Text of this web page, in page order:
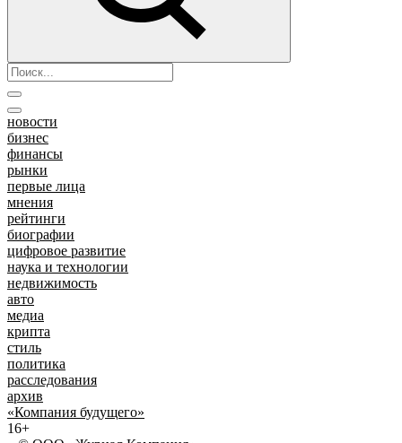
новости
бизнес
финансы
рынки
первые лица
мнения
рейтинги
биографии
цифровое развитие
наука и технологии
недвижимость
авто
медиа
крипта
стиль
политика
расследования
архив
«Компания будущего»
16+